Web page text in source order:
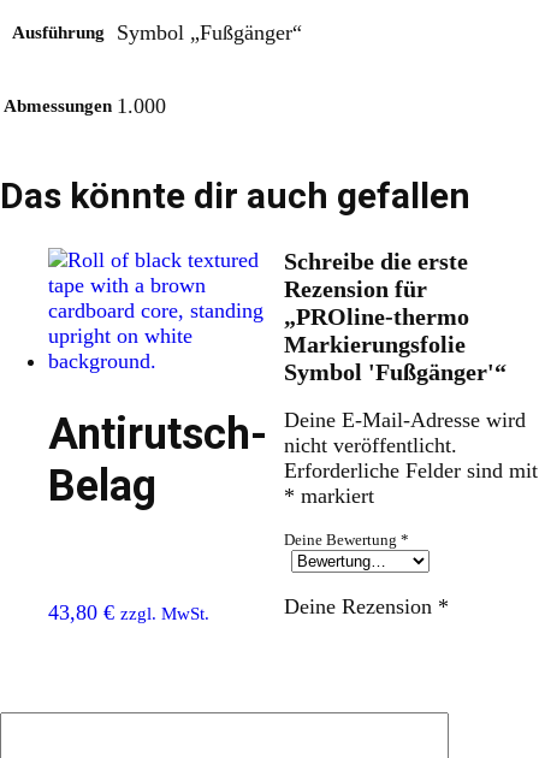
Ausführung Symbol „Fußgänger“
Abmessungen 1.000
Das könnte dir auch gefallen
Antirutsch-
Belag
43,80 € zzgl. MwSt.
Schreibe die erste
Rezension für
„PROline-thermo
Markierungsfolie
Symbol 'Fußgänger'“
Deine E-Mail-Adresse wird
nicht veröffentlicht.
Erforderliche Felder sind mit
* markiert
Deine Bewertung *
Deine Rezension *